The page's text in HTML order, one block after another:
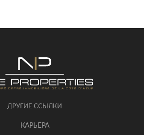
ДРУГИЕ ССЫЛКИ
КАРЬЕРА